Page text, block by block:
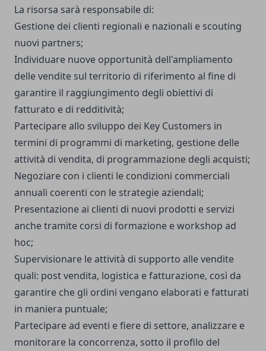
La risorsa sarà responsabile di:
Gestione dei clienti regionali e nazionali e scouting
nuovi partners;
Individuare nuove opportunità dell'ampliamento
delle vendite sul territorio di riferimento al fine di
garantire il raggiungimento degli obiettivi di
fatturato e di redditività;
Partecipare allo sviluppo dei Key Customers in
termini di programmi di marketing, gestione delle
attività di vendita, di programmazione degli acquisti;
Negoziare con i clienti le condizioni commerciali
annuali coerenti con le strategie aziendali;
Presentazione ai clienti di nuovi prodotti e servizi
anche tramite corsi di formazione e workshop ad
hoc;
Supervisionare le attività di supporto alle vendite
quali: post vendita, logistica e fatturazione, così da
garantire che gli ordini vengano elaborati e fatturati
in maniera puntuale;
Partecipare ad eventi e fiere di settore, analizzare e
monitorare la concorrenza, sotto il profilo del